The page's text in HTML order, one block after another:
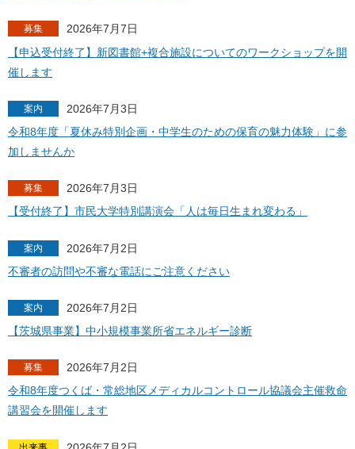
募集
2026年7月7日
【申込受付終了】新図書館+複合施設についてのワークショップを開
催します
案内
2026年7月3日
令和8年度「夏休み特別企画・中学生のための保育の魅力体験」に参
加しませんか
募集
2026年7月3日
【受付終了】市民大学特別講演会「人は毎日生まれ変わる」
案内
2026年7月2日
不審者の訪問や不審な電話にご注意ください
案内
2026年7月2日
【茨城県事業】中小規模事業所省エネルギー診断
募集
2026年7月2日
令和8年度つくば・常総地区メディカルコントロール協議会主催救命
講習会を開催します